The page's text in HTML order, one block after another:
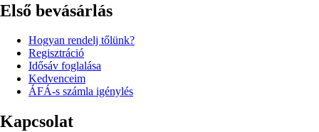
Első bevásárlás
Hogyan rendelj tőlünk?
Regisztráció
Idősáv foglalása
Kedvenceim
ÁFÁ-s számla igénylés
Kapcsolat